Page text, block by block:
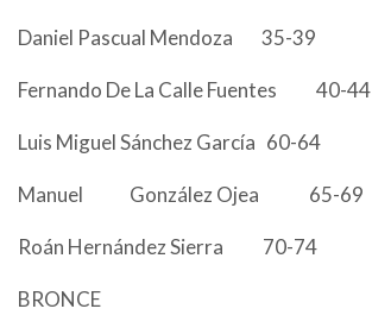
Daniel Pascual Mendoza 35-39
Fernando De La Calle Fuentes 40-44
Luis Miguel Sánchez García 60-64
Manuel González Ojea 65-69
Roán Hernández Sierra 70-74
BRONCE